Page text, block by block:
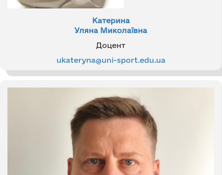
Катерина
Уляна Миколаївна
Доцент
ukateryna@uni-sport.edu.ua